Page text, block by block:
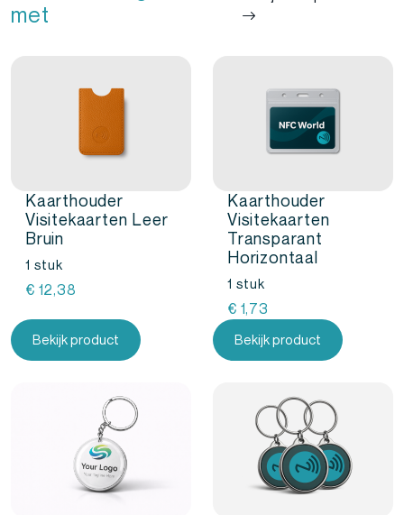
met
Kaarthouder
Visitekaarten Leer
Bruin
1 stuk
€ 12,38
Bekijk product
Kaarthouder
Visitekaarten
Transparant
Horizontaal
1 stuk
€ 1,73
Bekijk product